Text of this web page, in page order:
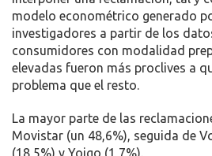
modelo econométrico generado
investigadores a partir de los
consumidores con modalidad
elevadas fueron más proclives a
problema que el resto.
La mayor parte de las
Movistar (un 48,6%), seguida de
(18,5%) y Yoigo (1,7%).